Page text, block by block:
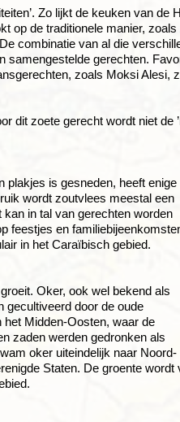
Zo lijkt de keuken van de
op de traditionele manier,
combinatie van al die
gerechten.
zoals Moksi Alesi,
dit zoete gerecht wordt niet de
plakjes is gesneden, heeft enige
wordt zoutvlees meestal een
in tal van gerechten worden
feestjes en
in het Caraïbisch gebied.
Oker, ook wel bekend als
gecultiveerd door de oude
Midden-Oosten, waar de
zaden werden gedronken als
oker uiteindelijk naar Noord-
Staten. De groente